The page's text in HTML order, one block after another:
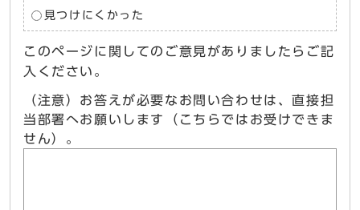
見つけにくかった
このページに関してのご意見がありましたらご記
入ください。
（注意）お答えが必要なお問い合わせは、直接担
当部署へお願いします（こちらではお受けできま
せん）。